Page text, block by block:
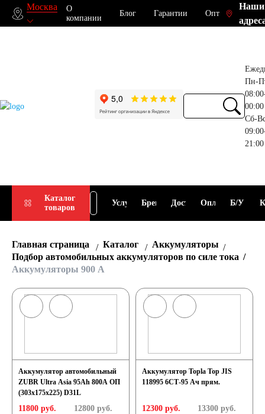
Москва
О
компании
Блог Гарантии Опт
Наши
Пн-
00:00
Сб-
21:00
Каталог
товаров
Подбор
АКБ
Услуги Бренды ДоставкаОплата Б/У
Главная страница Каталог
Аккумуляторы
Подбор автомобильных аккумуляторов по силе тока
Аккумуляторы 900 А
Аккумулятор автомобильный
ZUBR Ultra Asia 95Ah 800A ОП
(303x175x225) D31L
11800 руб. 12800руб.
Аккумулятор Topla Top JIS
118995 6СТ-95 Ач прям.
12300 руб. 13300руб.